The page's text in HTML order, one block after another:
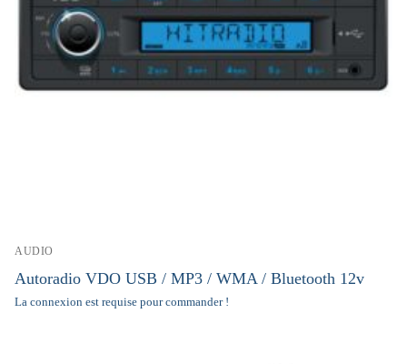
AUDIO
Autoradio VDO USB / MP3 / WMA / Bluetooth 12v
La connexion est requise pour commander !